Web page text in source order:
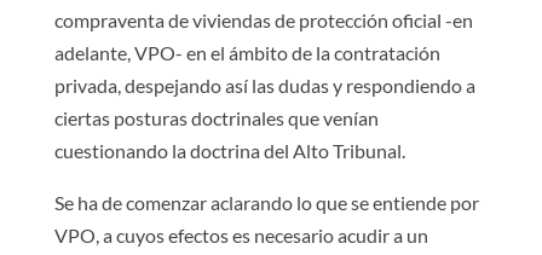
compraventa de viviendas de protección oficial -en
adelante, VPO- en el ámbito de la contratación
privada, despejando así las dudas y respondiendo a
ciertas posturas doctrinales que venían
cuestionando la doctrina del Alto Tribunal.
Se ha de comenzar aclarando lo que se entiende por
VPO, a cuyos efectos es necesario acudir a un